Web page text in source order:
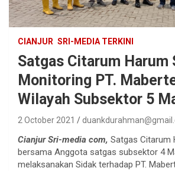
CIANJUR SRI-MEDIA TERKINI
Satgas Citarum Harum
Monitoring PT.
Wilayah Subsektor 5
2 October 2021
Cianjur Sri-media com, Satgas Citarum
bersama Anggota satgas subsektor 4
melaksanakan Sidak terhadap PT.